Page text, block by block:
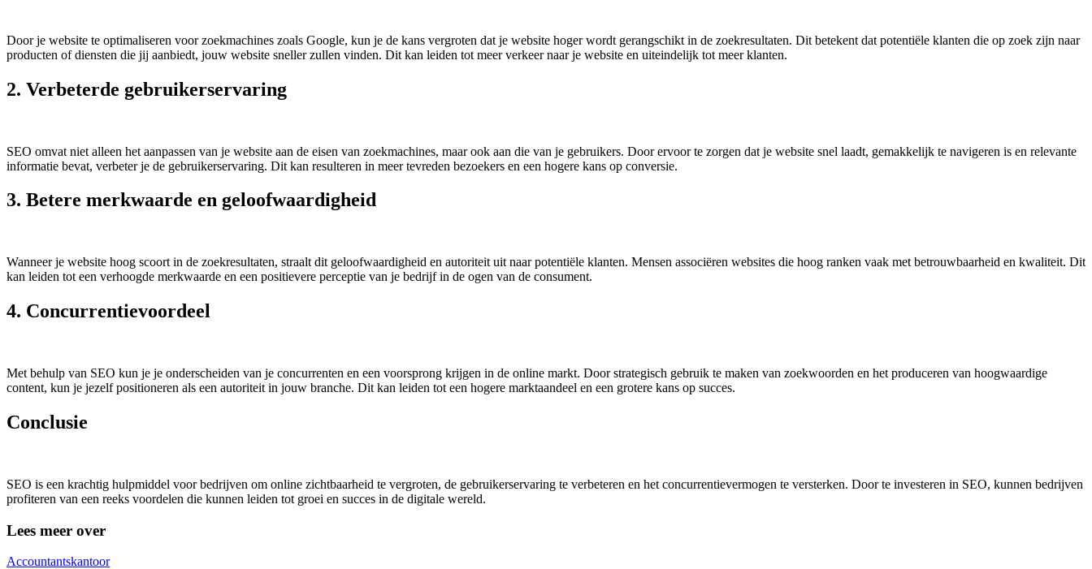
Door je website te optimaliseren voor zoekmachines zoals Google, kun je de kans vergroten dat je website hoger wordt gerangschikt in de zoekresultaten. Dit betekent dat potentiële klanten die op zoek zijn naar
producten of diensten die jij aanbiedt, jouw website sneller zullen vinden. Dit kan leiden tot meer verkeer naar je website en uiteindelijk tot meer klanten.
2. Verbeterde gebruikerservaring
SEO omvat niet alleen het aanpassen van je website aan de eisen van zoekmachines, maar ook aan die van je gebruikers. Door ervoor te zorgen dat je website snel laadt, gemakkelijk te navigeren is en relevante
informatie bevat, verbeter je de gebruikerservaring. Dit kan resulteren in meer tevreden bezoekers en een hogere kans op conversie.
3. Betere merkwaarde en geloofwaardigheid
Wanneer je website hoog scoort in de zoekresultaten, straalt dit geloofwaardigheid en autoriteit uit naar potentiële klanten. Mensen associëren websites die hoog ranken vaak met betrouwbaarheid en kwaliteit. Dit
kan leiden tot een verhoogde merkwaarde en een positievere perceptie van je bedrijf in de ogen van de consument.
4. Concurrentievoordeel
Met behulp van SEO kun je je onderscheiden van je concurrenten en een voorsprong krijgen in de online markt. Door strategisch gebruik te maken van zoekwoorden en het produceren van hoogwaardige
content, kun je jezelf positioneren als een autoriteit in jouw branche. Dit kan leiden tot een hogere marktaandeel en een grotere kans op succes.
Conclusie
SEO is een krachtig hulpmiddel voor bedrijven om online zichtbaarheid te vergroten, de gebruikerservaring te verbeteren en het concurrentievermogen te versterken. Door te investeren in SEO, kunnen bedrijven
profiteren van een reeks voordelen die kunnen leiden tot groei en succes in de digitale wereld.
Lees meer over
Accountantskantoor